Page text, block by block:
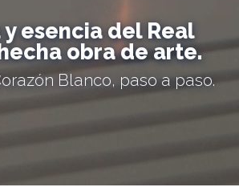
y esencia del Real
obra de arte.
Blanco, paso a paso.